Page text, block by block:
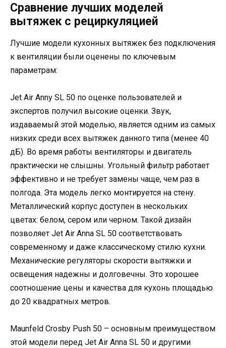
Сравнение лучших моделей
вытяжек с рециркуляцией
Лучшие модели кухонных вытяжек без подключения
к вентиляции были оценены по ключевым
параметрам:
Jet Air Anny SL 50 по оценке пользователей и
экспертов получил высокие оценки. Звук,
издаваемый этой моделью, является одним из самых
низких среди всех вытяжек данного типа (менее 40
дБ). Во время работы вентиляторы и двигатель
практически не слышны. Угольный фильтр работает
эффективно и не требует замены чаще, чем раз в
полгода. Эта модель легко монтируется на стену.
Металлический корпус доступен в нескольких
цветах: белом, сером или черном. Такой дизайн
позволяет Jet Air Anna SL 50 соответствовать
современному и даже классическому стилю кухни.
Механические регуляторы скорости вытяжки и
освещения надежны и долговечны. Это хорошее
соотношение цены и качества для кухонь площадью
до 20 квадратных метров.
Maunfeld Crosby Push 50 – основным преимуществом
этой модели перед Jet Air Anna SL 50 и другими